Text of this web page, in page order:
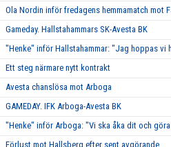
Ola Nordin inför fredagens hemmamatch mot
Gameday. Hallstahammars SK-Avesta BK
"Henke" inför Hallstahammar: "Jag hoppas vi
Ett steg närmare nytt kontrakt
Avesta chanslösa mot Arboga
GAMEDAY. IFK Arboga-Avesta BK
"Henke" inför Arboga: "Vi ska åka dit och
Förlust mot Hallsberg efter sent avgörande